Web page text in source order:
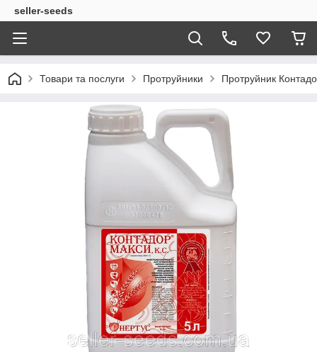
seller-seeds
Товари та послуги Протруйники Протруйник